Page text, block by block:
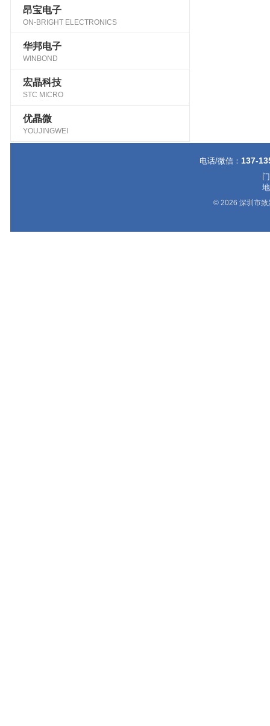
昂宝电子
ON-BRIGHT ELECTRONICS
华邦电子
WINBOND
宏晶科技
STC MICRO
优晶微
YOUJINGWEI
电话/微信： 137-
© 2026 深圳市致